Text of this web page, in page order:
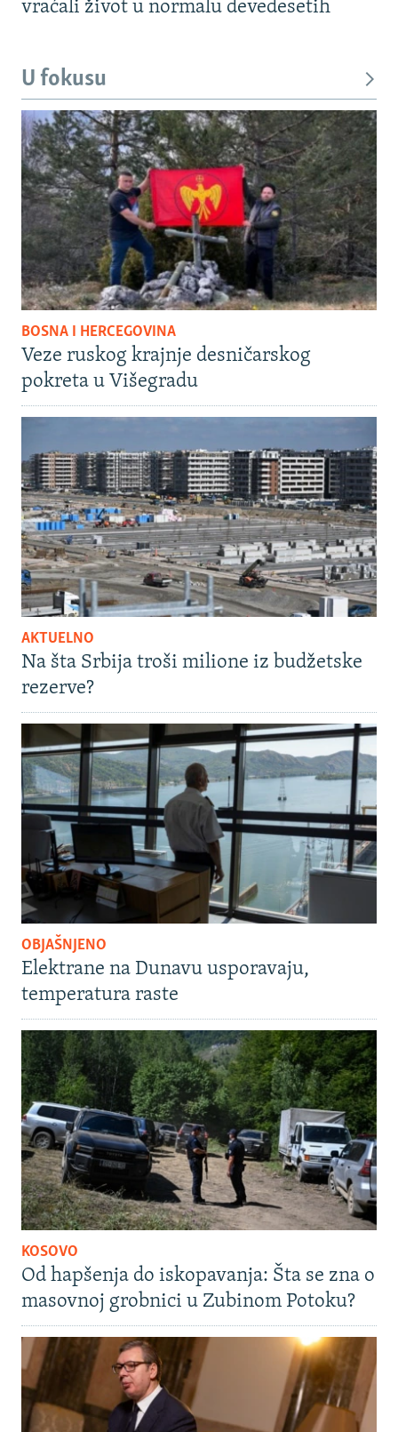
vraćali život u normalu devedesetih
U fokusu
BOSNA I HERCEGOVINA
Veze ruskog krajnje desničarskog
pokreta u Višegradu
AKTUELNO
Na šta Srbija troši milione iz budžetske
rezerve?
OBJAŠNJENO
Elektrane na Dunavu usporavaju,
temperatura raste
KOSOVO
Od hapšenja do iskopavanja: Šta se zna o
masovnoj grobnici u Zubinom Potoku?